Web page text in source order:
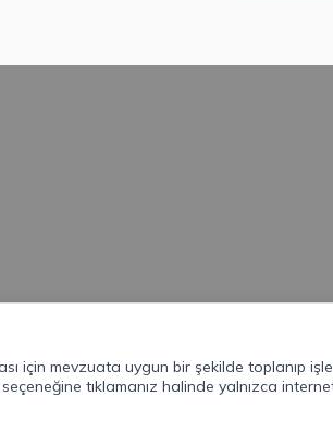
için mevzuata uygun bir şekilde toplanıp
seçeneğine tıklamanız halinde yalnızca